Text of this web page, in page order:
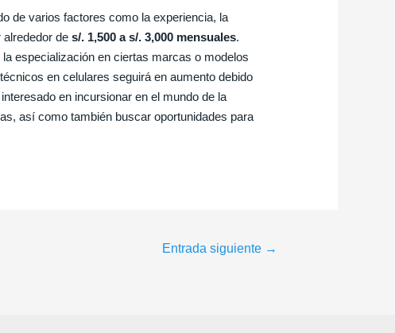
de varios factores como la experiencia, la
alrededor des/. 1,500 a s/. 3,000 mensuales.
especialización en ciertas marcas o modelos
en celulares seguirá en aumento debido
en incursionar en el mundo de la
así como también buscar oportunidades para
Entrada siguiente →